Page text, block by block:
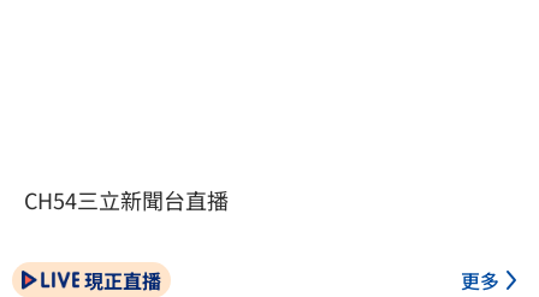
CH54三立新聞台直播
現正直播 更多